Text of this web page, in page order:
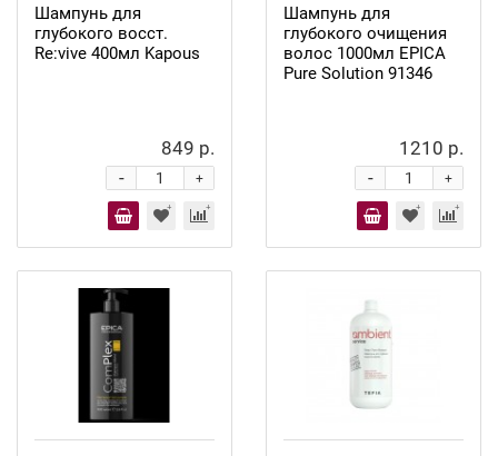
Шампунь для
глубокого восст.
Re:vive 400мл Kapous
849 р.
+
-
Шампунь для
глубокого очищения
волос 1000мл EPICA
Pure Solution 91346
1210 р.
+
-